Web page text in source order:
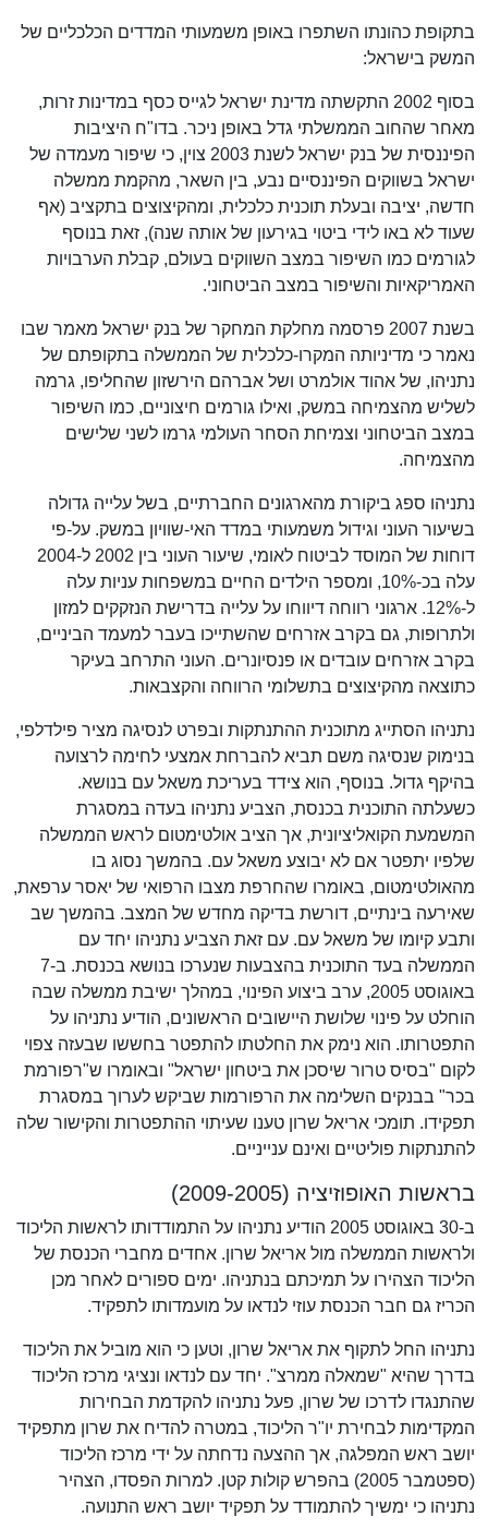
בתקופת כהונתו השתפרו באופן משמעותי המדדים הכלכליים של
המשק בישראל:
בסוף 2002 התקשתה מדינת ישראל לגייס כסף במדינות זרות,
מאחר שהחוב הממשלתי גדל באופן ניכר. בדו"ח היציבות
הפיננסית של בנק ישראל לשנת 2003 צוין, כי שיפור מעמדה של
ישראל בשווקים הפיננסיים נבע, בין השאר, מהקמת ממשלה
חדשה, יציבה ובעלת תוכנית כלכלית, ומהקיצוצים בתקציב (אף
שעוד לא באו לידי ביטוי בגירעון של אותה שנה), זאת בנוסף
לגורמים כמו השיפור במצב השווקים בעולם, קבלת הערבויות
האמריקאיות והשיפור במצב הביטחוני.
בשנת 2007 פרסמה מחלקת המחקר של בנק ישראל מאמר שבו
נאמר כי מדיניותה המקרו-כלכלית של הממשלה בתקופתם של
נתניהו, של אהוד אולמרט ושל אברהם הירשזון שהחליפו, גרמה
לשליש מהצמיחה במשק, ואילו גורמים חיצוניים, כמו השיפור
במצב הביטחוני וצמיחת הסחר העולמי גרמו לשני שלישים
מהצמיחה.
נתניהו ספג ביקורת מהארגונים החברתיים, בשל עלייה גדולה
בשיעור העוני וגידול משמעותי במדד האי-שוויון במשק. על-פי
דוחות של המוסד לביטוח לאומי, שיעור העוני בין 2002 ל-2004
עלה בכ-10%, ומספר הילדים החיים במשפחות עניות עלה
ל-12%. ארגוני רווחה דיווחו על עלייה בדרישת הנזקקים למזון
ולתרופות, גם בקרב אזרחים שהשתייכו בעבר למעמד הביניים,
בקרב אזרחים עובדים או פנסיונרים. העוני התרחב בעיקר
כתוצאה מהקיצוצים בתשלומי הרווחה והקצבאות.
נתניהו הסתייג מתוכנית ההתנתקות ובפרט לנסיגה מציר פילדלפי,
בנימוק שנסיגה משם תביא להברחת אמצעי לחימה לרצועה
בהיקף גדול. בנוסף, הוא צידד בעריכת משאל עם בנושא.
כשעלתה התוכנית בכנסת, הצביע נתניהו בעדה במסגרת
המשמעת הקואליציונית, אך הציב אולטימטום לראש הממשלה
שלפיו יתפטר אם לא יבוצע משאל עם. בהמשך נסוג בו
מהאולטימטום, באומרו שהחרפת מצבו הרפואי של יאסר ערפאת,
שאירעה בינתיים, דורשת בדיקה מחדש של המצב. בהמשך שב
ותבע קיומו של משאל עם. עם זאת הצביע נתניהו יחד עם
הממשלה בעד התוכנית בהצבעות שנערכו בנושא בכנסת. ב-7
באוגוסט 2005, ערב ביצוע הפינוי, במהלך ישיבת ממשלה שבה
הוחלט על פינוי שלושת היישובים הראשונים, הודיע נתניהו על
התפטרותו. הוא נימק את החלטתו להתפטר בחששו שבעזה צפוי
לקום "בסיס טרור שיסכן את ביטחון ישראל" ובאומרו ש"רפורמת
בכר" בבנקים השלימה את הרפורמות שביקש לערוך במסגרת
תפקידו. תומכי אריאל שרון טענו שעיתוי ההתפטרות והקישור שלה
להתנתקות פוליטיים ואינם ענייניים.
בראשות האופוזיציה (2009-2005)
ב-30 באוגוסט 2005 הודיע נתניהו על התמודדותו לראשות הליכוד
ולראשות הממשלה מול אריאל שרון. אחדים מחברי הכנסת של
הליכוד הצהירו על תמיכתם בנתניהו. ימים ספורים לאחר מכן
הכריז גם חבר הכנסת עוזי לנדאו על מועמדותו לתפקיד.
נתניהו החל לתקוף את אריאל שרון, וטען כי הוא מוביל את הליכוד
בדרך שהיא "שמאלה ממרצ". יחד עם לנדאו ונציגי מרכז הליכוד
שהתנגדו לדרכו של שרון, פעל נתניהו להקדמת הבחירות
המקדימות לבחירת יו"ר הליכוד, במטרה להדיח את שרון מתפקיד
יושב ראש המפלגה, אך ההצעה נדחתה על ידי מרכז הליכוד
(ספטמבר 2005) בהפרש קולות קטן. למרות הפסדו, הצהיר
נתניהו כי ימשיך להתמודד על תפקיד יושב ראש התנועה.